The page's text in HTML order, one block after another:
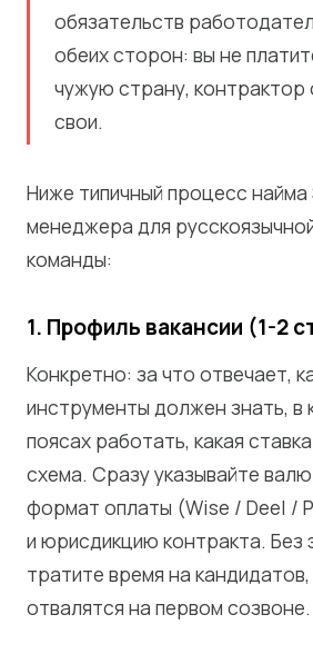
обязательств
обеих сторон: вы не
чужую страну, контрактор
свои.
Ниже типичный процесс найма
менеджера для
команды:
1. Профиль вакансии (1-2
Конкретно: за что отвечает,
инструменты должен знать, в
поясах работать, какая
схема. Сразу указывайте
формат оплаты (Wise / Deel /
и юрисдикцию контракта. Без
тратите время на
отвалятся на первом созвоне.